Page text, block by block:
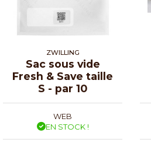
ZWILLING
Sac sous vide
Fresh & Save taille
S - par 10
WEB
EN STOCK !